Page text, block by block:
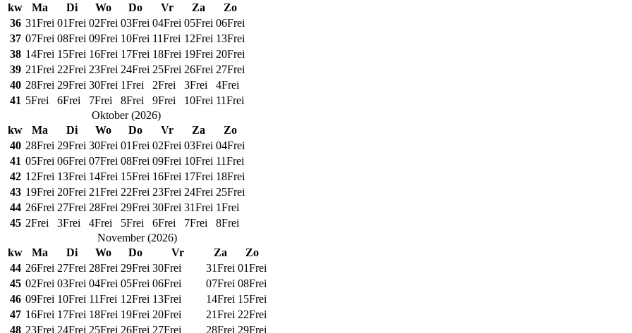
kw
Ma Di Wo Do Vr Za
Zo
36 31Frei 01Frei 02Frei 03Frei 04Frei 05Frei 06Frei
37 07Frei 08Frei 09Frei 10Frei 11Frei 12Frei 13Frei
38 14Frei 15Frei 16Frei 17Frei 18Frei 19Frei 20Frei
39 21Frei 22Frei 23Frei 24Frei 25Frei 26Frei 27Frei
40 28Frei 29Frei 30Frei 1Frei 2Frei 3Frei 4Frei
41 5Frei 6Frei 7Frei 8Frei 9Frei 10Frei 11Frei
Oktober(2026)
kw
Ma Di Wo Do Vr Za
Zo
40 28Frei 29Frei 30Frei 01Frei 02Frei 03Frei 04Frei
41 05Frei 06Frei 07Frei 08Frei 09Frei 10Frei 11Frei
42 12Frei 13Frei 14Frei 15Frei 16Frei 17Frei 18Frei
43 19Frei 20Frei 21Frei 22Frei 23Frei 24Frei 25Frei
44 26Frei 27Frei 28Frei 29Frei 30Frei 31Frei 1Frei
45 2Frei 3Frei 4Frei 5Frei 6Frei 7Frei 8Frei
November(2026)
kw
Ma Di Wo Do Vr Za
Zo
44 26Frei 27Frei 28Frei 29Frei 30Frei 31Frei 01Frei
45 02Frei 03Frei 04Frei 05Frei 06Frei 07Frei 08Frei
46 09Frei 10Frei 11Frei 12Frei 13Frei 14Frei 15Frei
47 16Frei 17Frei 18Frei 19Frei 20Frei 21Frei 22Frei
48 23Frei 24Frei 25Frei 26Frei 27Frei 28Frei 29Frei